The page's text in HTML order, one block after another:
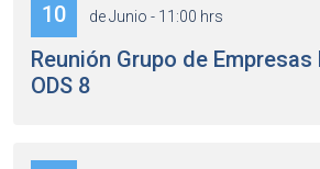
10 de Junio - 11:00 hrs
Reunión Grupo de
ODS 8